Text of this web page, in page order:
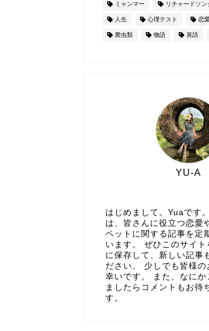
ミャンマー リチャードソン
人生 心理テスト 恋
爬虫類 物語 英語
YU-A
はじめまして。Yuaです
は、皆さんに役立つ恋愛
ペットに関する記事を定
います。 ぜひこのサイト
に保存して、新しい記事
ださい。 少しでも皆様
幸いです。 また、なにか
ましたらコメントもお待
す。